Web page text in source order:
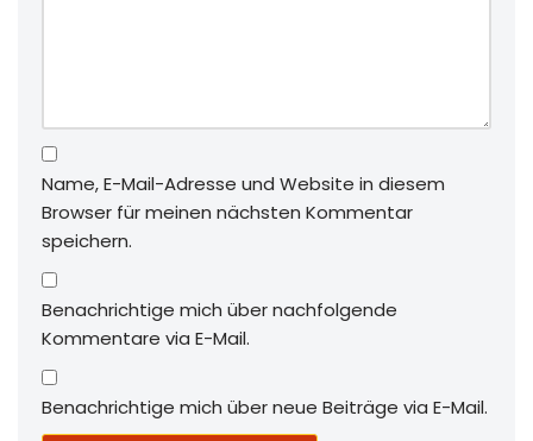
Name, E-Mail-Adresse und Website in diesem
Browser für meinen nächsten Kommentar
speichern.
Benachrichtige mich über nachfolgende
Kommentare via E-Mail.
Benachrichtige mich über neue Beiträge via E-Mail.